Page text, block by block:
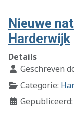
Nieuwe
Harderwijk
Details
Geschreven
Categorie: